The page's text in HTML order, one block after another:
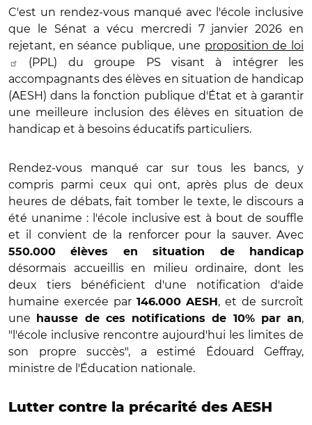
C'est un rendez-vous manqué avec l'école inclusive
que le Sénat a vécu mercredi 7 janvier 2026 en
rejetant, en séance publique, une proposition de loi
(PPL) du groupe PS visant à intégrer les
accompagnants des élèves en situation de handicap
(AESH) dans la fonction publique d'État et à garantir
une meilleure inclusion des élèves en situation de
handicap et à besoins éducatifs particuliers.
Rendez-vous manqué car sur tous les bancs, y
compris parmi ceux qui ont, après plus de deux
heures de débats, fait tomber le texte, le discours a
été unanime : l'école inclusive est à bout de souffle
et il convient de la renforcer pour la sauver. Avec
550.000 élèves en situation de handicap
désormais accueillis en milieu ordinaire, dont les
deux tiers bénéficient d'une notification d'aide
humaine exercée par 146.000 AESH , et de surcroît
une
hausse de ces notifications de 10% par an,
"l'école inclusive rencontre aujourd'hui les limites de
son propre succès", a estimé Édouard Geffray,
ministre de l'Éducation nationale.
Lutter contre la précarité des AESH